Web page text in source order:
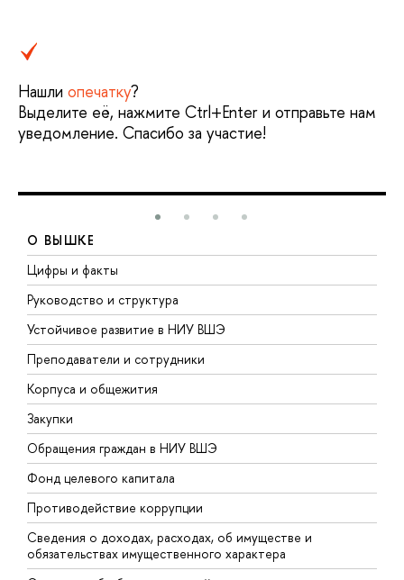
Нашли опечатку?
Выделите её, нажмите Ctrl+Enter и отправьте нам
уведомление. Спасибо за участие!
О ВЫШКЕ
Цифры и факты
Руководство и структура
Устойчивое развитие в НИУ ВШЭ
Преподаватели и сотрудники
Корпуса и общежития
Закупки
Обращения граждан в НИУ ВШЭ
Фонд целевого капитала
Противодействие коррупции
Сведения о доходах, расходах, об имуществе и
обязательствах имущественного характера